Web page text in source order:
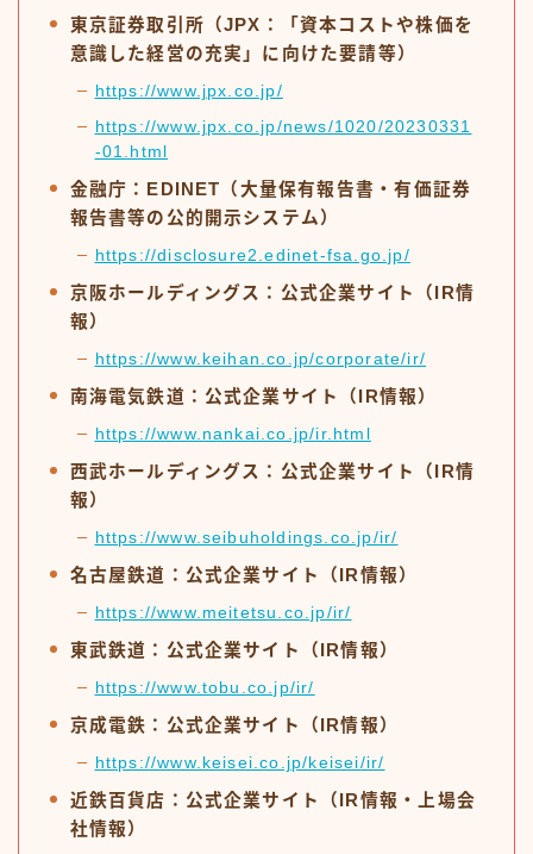
東京証券取引所（JPX：「資本コストや株価を
意識した経営の充実」に向けた要請等）
https://www.jpx.co.jp/
https://www.jpx.co.jp/news/1020/20230331
-01.html
金融庁：EDINET（大量保有報告書・有価証券
報告書等の公的開示システム）
https://disclosure2.edinet-fsa.go.jp/
京阪ホールディングス：公式企業サイト（IR情
報）
https://www.keihan.co.jp/corporate/ir/
南海電気鉄道：公式企業サイト（IR情報）
https://www.nankai.co.jp/ir.html
西武ホールディングス：公式企業サイト（IR情
報）
https://www.seibuholdings.co.jp/ir/
名古屋鉄道：公式企業サイト（IR情報）
https://www.meitetsu.co.jp/ir/
東武鉄道：公式企業サイト（IR情報）
https://www.tobu.co.jp/ir/
京成電鉄：公式企業サイト（IR情報）
https://www.keisei.co.jp/keisei/ir/
近鉄百貨店：公式企業サイト（IR情報・上場会
社情報）